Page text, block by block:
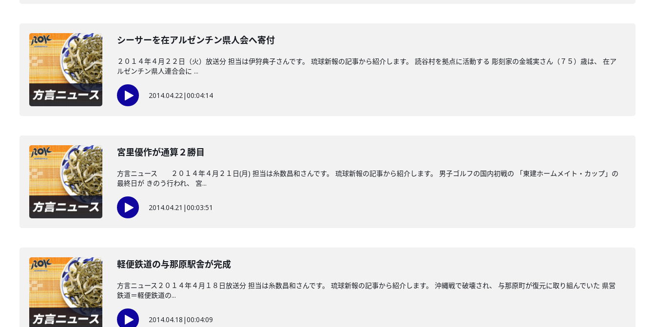
シーサーを在アルゼンチン県人会へ寄付
２０１４年４月２２日（火）放送分 担当は伊狩典子さんです。 琉球新報の記事から紹介します。 読谷村を拠点に活動する 彫刻家の金城実さん（７５）歳は、 在ア
ルゼンチン県人連合会に ...
2014.04.22|00:04:14
宮里優作が通算２勝目
方言ニュース ２０１４年４月２１日(月) 担当は糸数昌和さんです。 琉球新報の記事から紹介します。 男子ゴルフの国内初戦の 「東建ホームメイト・カップ」の
最終日が きのう行われ、 宮...
2014.04.21 |00:03:51
軽便鉄道の与那原駅舎が完成
方言ニュース２０１４年４月１８日放送分 担当は糸数昌和さんです。 琉球新報の記事から紹介します。 沖縄戦で破壊され、 与那原町が復元に取り組んでいた 県営
鉄道＝軽便鉄道の...
2014.04.18 |00:04:09